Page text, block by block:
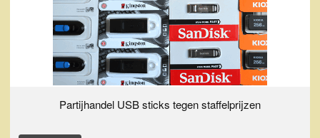
Partijhandel USB sticks tegen staffelprijzen